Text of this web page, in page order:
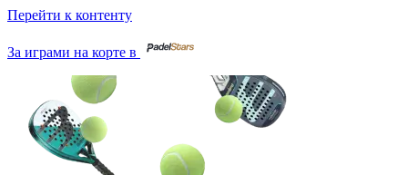
Перейти к контенту
За играми на корте в